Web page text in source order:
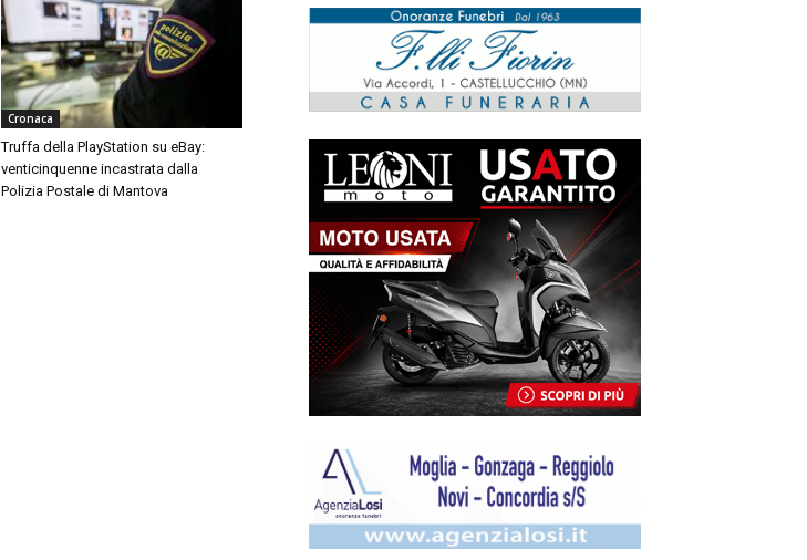
Cronaca
Truffa della PlayStation su eBay:
venticinquenne incastrata dalla
Polizia Postale di Mantova